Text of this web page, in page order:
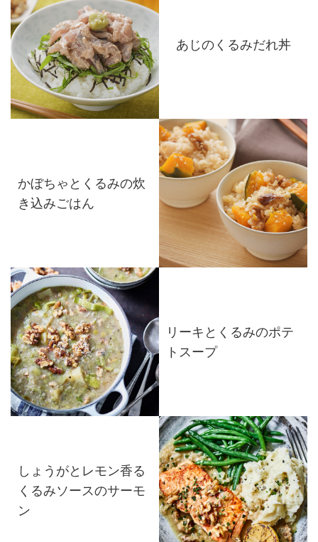
あじのくるみだれ丼
かぼちゃとくるみの炊
き込みごはん
リーキとくるみのポテ
トスープ
しょうがとレモン香る
くるみソースのサーモ
ン